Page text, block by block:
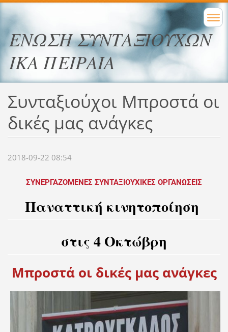
ΕΝΩΣΗ ΣΥΝΤΑΞΙΟΥΧΩΝ
ΙΚΑ ΠΕΙΡΑΙΑ
Συνταξιούχοι Μπροστά οι
δικές μας ανάγκες
2018-09-22 08:54
ΣΥΝΕΡΓΑΖΟΜΕΝΕΣ ΣΥΝΤΑΞΙΟΥΧΙΚΕΣ ΟΡΓΑΝΩΣΕΙΣ
Παναττική κινητοποίηση
στις 4 Οκτώβρη
Μπροστά οι δικές μας ανάγκες